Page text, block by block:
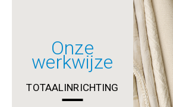
Onze
werkwijze
TOTAALINRICHTING